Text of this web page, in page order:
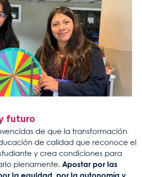
futuro
de que la transformación
de calidad que reconoce el
y crea condiciones para
plenamente. Apostar por las